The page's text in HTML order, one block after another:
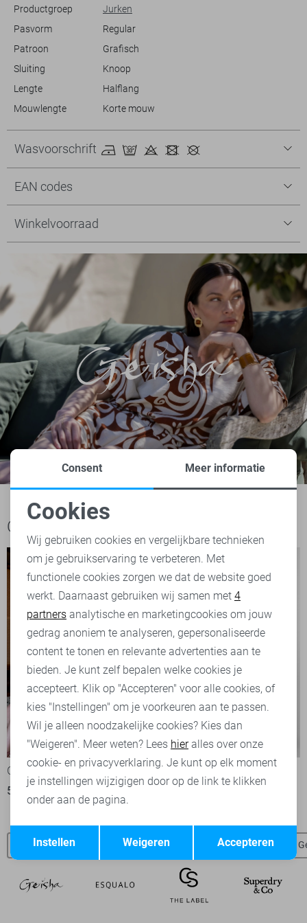
Productgroep
Jurken
Pasvorm
Regular
Patroon
Grafisch
Sluiting
Knoop
Lengte
Halflang
Mouwlengte
Korte mouw
Wasvoorschrift
EAN codes
Winkelvoorraad
Ook het bekijken waard
-50%
Geisha Jurk
50,00
Geisha Jurk
50,00
Geisha sale Geisha truien Geisha vesten
Noodzakelijke cookies
Personalisatie cookies
Analytische cookies
Marketing cookies
Terug Opslaan
Consent Meer informatie
Cookies
Wij gebruiken cookies en vergelijkbare technieken
om je gebruikservaring te verbeteren. Met
functionele cookies zorgen we dat de website goed
werkt. Daarnaast gebruiken wij samen met 4
partners analytische en marketingcookies om jouw
gedrag anoniem te analyseren, gepersonaliseerde
content te tonen en relevante advertenties aan te
bieden. Je kunt zelf bepalen welke cookies je
accepteert. Klik op "Accepteren" voor alle cookies, of
kies "Instellingen" om je voorkeuren aan te passen.
Wil je alleen noodzakelijke cookies? Kies dan
"Weigeren". Meer weten? Lees hieralles over onze
cookie- en privacyverklaring. Je kunt op elk moment
je instellingen wijzigigen door op de link te klikken
onder aan de pagina.
Accepteren
Weigeren
Instellen